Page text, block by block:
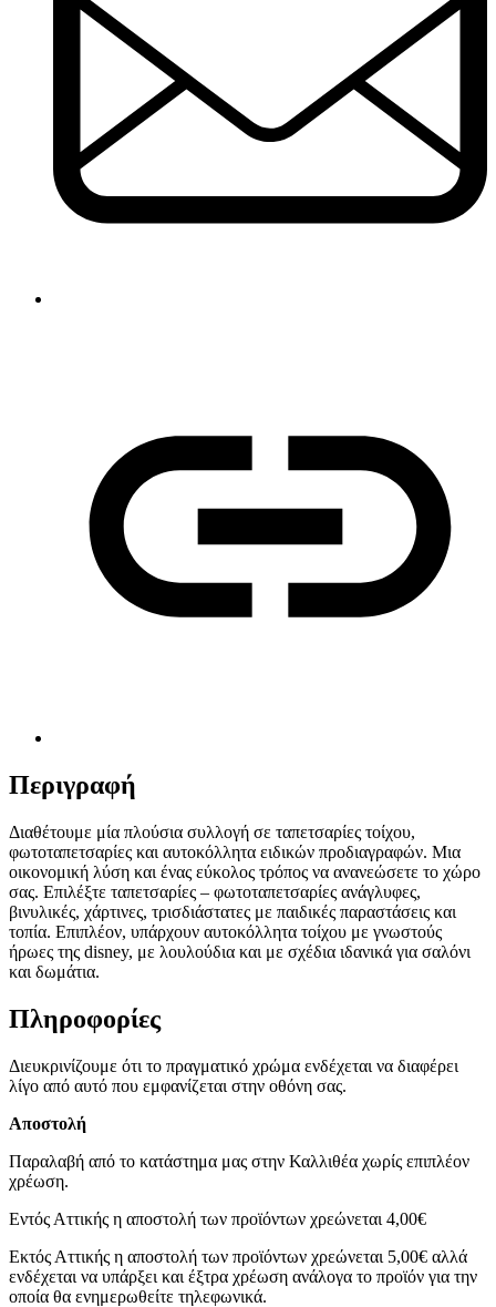
Περιγραφή
Διαθέτουμε μία πλούσια συλλογή σε ταπετσαρίες τοίχου,
φωτοταπετσαρίες και αυτοκόλλητα ειδικών προδιαγραφών. Μια
οικονομική λύση και ένας εύκολος τρόπος να ανανεώσετε το χώρο
σας. Επιλέξτε ταπετσαρίες – φωτοταπετσαρίες ανάγλυφες,
βινυλικές, χάρτινες, τρισδιάστατες με παιδικές παραστάσεις και
τοπία. Επιπλέον, υπάρχουν αυτοκόλλητα τοίχου με γνωστούς
ήρωες της disney, με λουλούδια και με σχέδια ιδανικά για σαλόνι
και δωμάτια.
Πληροφορίες
Διευκρινίζουμε ότι το πραγματικό χρώμα ενδέχεται να διαφέρει
λίγο από αυτό που εμφανίζεται στην οθόνη σας.
Αποστολή
Παραλαβή από το κατάστημα μας στην Καλλιθέα χωρίς επιπλέον
χρέωση.
Εντός Αττικής η αποστολή των προϊόντων χρεώνεται 4,00€
Εκτός Αττικής η αποστολή των προϊόντων χρεώνεται 5,00€ αλλά
ενδέχεται να υπάρξει και έξτρα χρέωση ανάλογα το προϊόν για την
οποία θα ενημερωθείτε τηλεφωνικά.